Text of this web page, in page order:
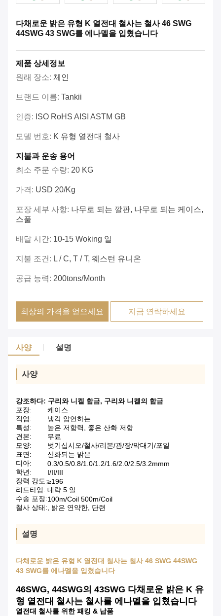
다채로운 밝은 유형 K 열전대 철사는 철사 46 SWG
44SWG 43 SWG를 에나멜을 입혔습니다
제품 상세정보
원래 장소: 체인
브랜드 이름: Tankii
인증: ISO RoHS AISI ASTM GB
모델 번호: K 유형 열전대 철사
지불과 운송 용어
최소 주문 수량: 20 KG
가격: USD 20/Kg
포장 세부 사항: 나무로 되는 깔판, 나무로 되는 케이스,
스풀
배달 시간: 10-15 Woking 일
지불 조건: L / C, T / T, 웨스턴 유니온
공급 능력: 200tons/month
최상의 가격을 얻으세요 지금 연락하세요
사양 설명
사양
강조하다: 구리와 니켈 합금, 구리와 니켈의 합금
포장:
케이스
직업:
냉각 압연하는
특성:
높은 저항력, 좋은 산화 저항
견본:
무료
모양:
벗기십시오/철사/리본/관/장/막대기/포일
표면:
산화되는 밝은
디아:
0.3/0.5/0.8/1.0/1.2/1.6/2.0/2.5/3.2mmm
학년:
I/II/III
장력 강도:≥196
리드타임: 대략 5 일
수송 포장:100m/Coil 500m/Coil
철사 상태:, 밝은 연약한, 단련
설명
다채로운 밝은 유형 K 열전대 철사는 철사 46 SWG 44SWG
43 SWG를 에나멜을 입혔습니다
46SWG, 44SWG의 43SWG 다채로운 밝은 K 유
형 열전대 철사는 철사를 에나멜을 입혔습니다
열전대 철사를 위한 패킹 & 납품